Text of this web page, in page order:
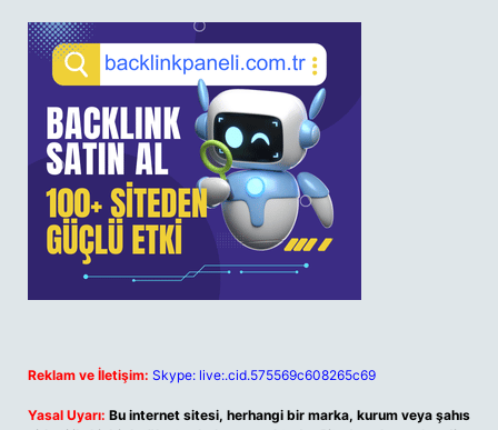
Reklam ve İletişim: Skype: live:.cid.575569c608265c69
Yasal Uyarı: Bu internet sitesi, herhangi bir marka, kurum veya şahıs